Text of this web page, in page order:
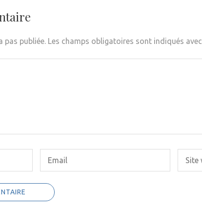
pas publiée. Les champs obligatoires sont indiqués avec